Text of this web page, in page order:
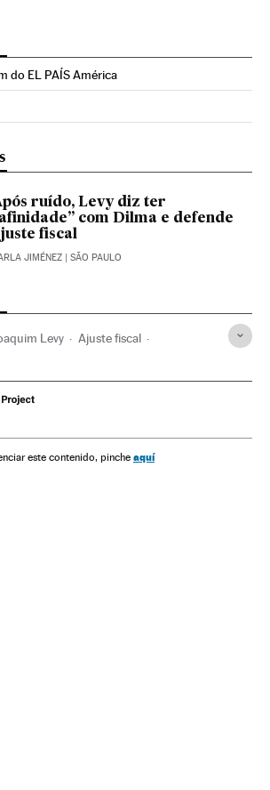
do EL PAÍS América
en Instagram
ruído, Levy diz ter
com Dilma e defende
fiscal
JIMÉNEZ | SÃO PAULO
Levy Ajuste fiscal
Fazenda
Brasil Despesa pública
este contenido, pinche aquí